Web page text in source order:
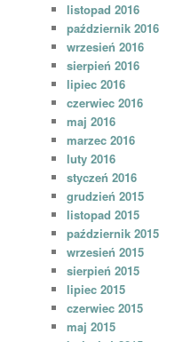
listopad 2016
październik 2016
wrzesień 2016
sierpień 2016
lipiec 2016
czerwiec 2016
maj 2016
marzec 2016
luty 2016
styczeń 2016
grudzień 2015
listopad 2015
październik 2015
wrzesień 2015
sierpień 2015
lipiec 2015
czerwiec 2015
maj 2015